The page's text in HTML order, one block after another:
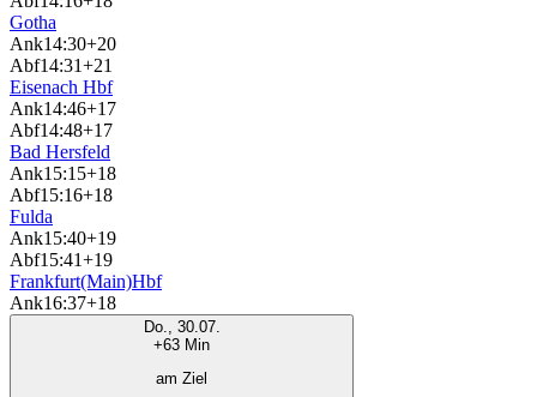
Gotha
Ank14:30+20
Abf14:31+21
Eisenach Hbf
Ank14:46+17
Abf14:48+17
Bad Hersfeld
Ank15:15+18
Abf15:16+18
Fulda
Ank15:40+19
Abf15:41+19
Frankfurt(Main)Hbf
Ank16:37+18
Do., 30.07.
+63 Min
am Ziel